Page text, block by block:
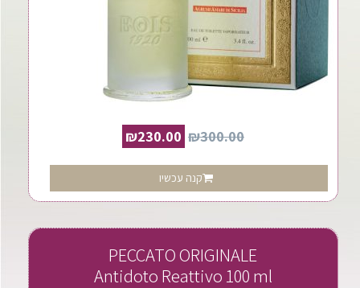
₪300.00
₪230.00
קנה עכשיו
PECCATO ORIGINALE
Antidoto Reattivo 100 ml